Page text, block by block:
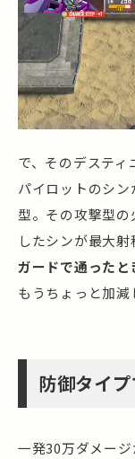
で、そのデスティ
パイロットのシ
型。その攻撃型
したシンが最大
ガードで通った
もうちょっと加減
防御タイ
一発30万ダメー